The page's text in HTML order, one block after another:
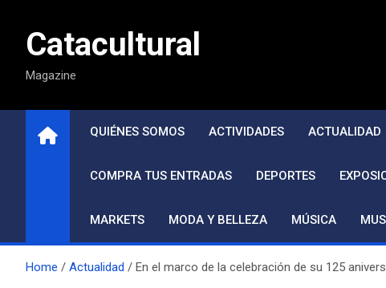
contenidoCatacultural
Magazine
QUIÉNES SOMOS ACTIVIDADES ACTUALIDAD
COMPRA TUS ENTRADAS DEPORTES
MARKETS MODA Y BELLEZA MÚSICA
Home Actualidad En el marco de la celebración de su 125